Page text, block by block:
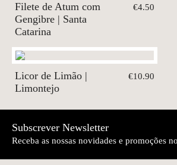
Filete de Atum com
Gengibre | Santa
Catarina
€4.50
Licor de Limão |
Limontejo
€10.90
Subscrever Newsletter
Receba as nossas novidades e promoções